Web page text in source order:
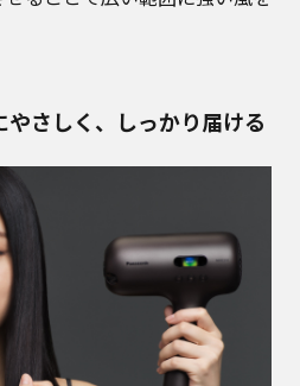
さしく、しっかり届ける